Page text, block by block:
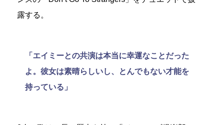
露する。
「エイミーとの共演は本当に幸運なことだった
よ。彼女は素晴らしいし、とんでもない才能を
持っている」